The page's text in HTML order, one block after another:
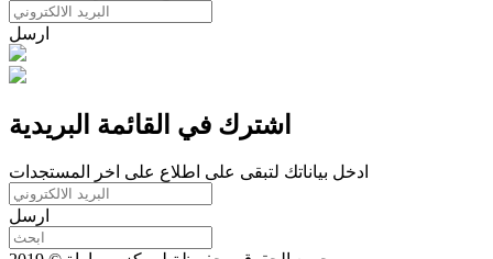
ارسل
اشترك في القائمة البريدية
ادخل بياناتك لتبقى على اطلاع على اخر المستجدات
ارسل